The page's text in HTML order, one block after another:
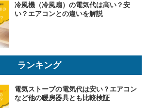
冷風機（冷風扇）の電気代は高い？安
い？エアコンとの違いを解説
ランキング
電気ストーブの電気代は安い？エアコン
など他の暖房器具とも比較検証